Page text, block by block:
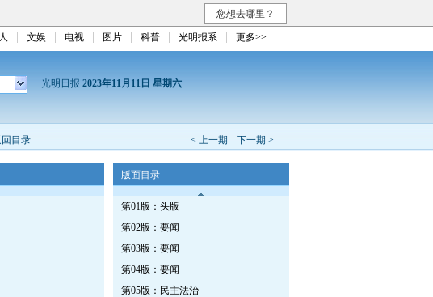
您想去哪里？
文娱 电视 图片 科普 光明报系 更多>>
光明日报 2023年11月11日 星期六
< 上一期 下一期 >
目录
版面目录
第01版：头版
第02版：要闻
第03版：要闻
第04版：要闻
第05版：民主法治